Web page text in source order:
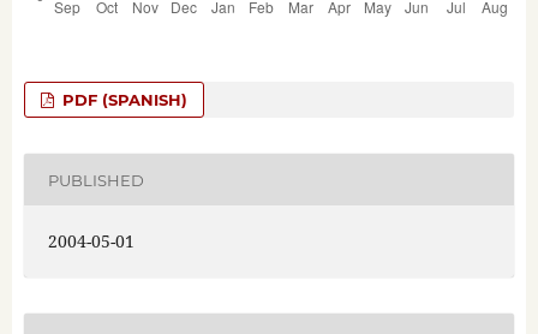
PDF (SPANISH)
PUBLISHED
2004-05-01